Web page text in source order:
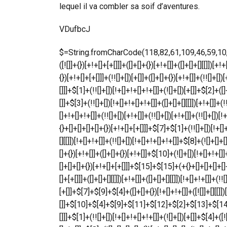
lequel il va combler sa soif d’aventures.
VDufbcJ